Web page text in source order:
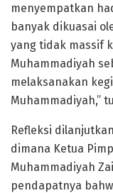
menyempatkan
banyak dikuasai
yang tidak massif
Muhammadiyah
melaksanakan
Muhammadiyah,”
Refleksi
dimana Ketua
Muhammadiyah
pendapatnya